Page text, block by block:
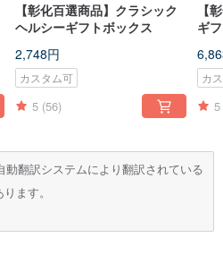
【彰化百選商品】クラシック
ヘルシーギフトボックス
2,748円
カスタム可
5 (56)
【
ギ
カ
5
動翻訳システムにより翻訳されている
ます。